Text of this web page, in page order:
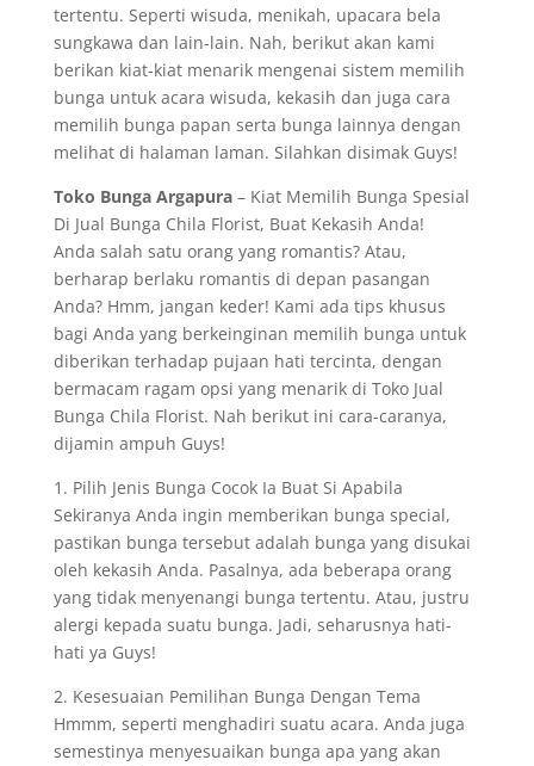
tertentu. Seperti wisuda, menikah, upacara bela
sungkawa dan lain-lain. Nah, berikut akan kami
berikan kiat-kiat menarik mengenai sistem memilih
bunga untuk acara wisuda, kekasih dan juga cara
memilih bunga papan serta bunga lainnya dengan
melihat di halaman laman. Silahkan disimak Guys!
Toko Bunga Argapura– Kiat Memilih Bunga Spesial
Di Jual Bunga Chila Florist, Buat Kekasih Anda!
Anda salah satu orang yang romantis? Atau,
berharap berlaku romantis di depan pasangan
Anda? Hmm, jangan keder! Kami ada tips khusus
bagi Anda yang berkeinginan memilih bunga untuk
diberikan terhadap pujaan hati tercinta, dengan
bermacam ragam opsi yang menarik di Toko Jual
Bunga Chila Florist. Nah berikut ini cara-caranya,
dijamin ampuh Guys!
1. Pilih Jenis Bunga Cocok Ia Buat Si Apabila
Sekiranya Anda ingin memberikan bunga special,
pastikan bunga tersebut adalah bunga yang disukai
oleh kekasih Anda. Pasalnya, ada beberapa orang
yang tidak menyenangi bunga tertentu. Atau, justru
alergi kepada suatu bunga. Jadi, seharusnya hati-
hati ya Guys!
2. Kesesuaian Pemilihan Bunga Dengan Tema
Hmmm, seperti menghadiri suatu acara. Anda juga
semestinya menyesuaikan bunga apa yang akan